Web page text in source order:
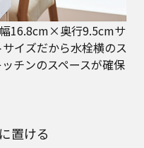
16.8cm×奥行9.5cmサ
イズだから水栓横のス
チンのスペースが確保
置ける